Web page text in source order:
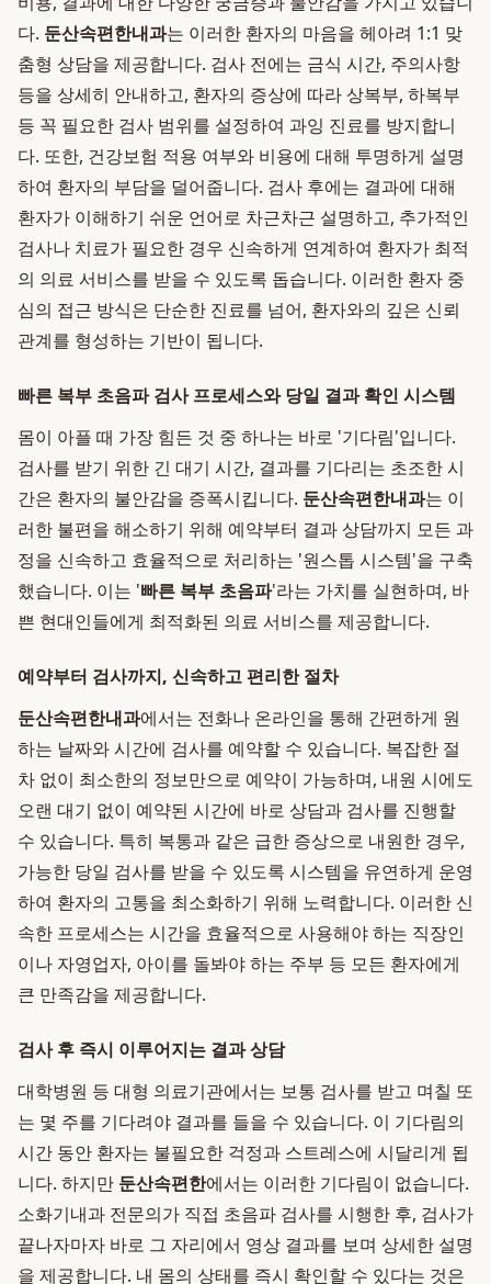
다. 둔산속편한내과는 이러한 환자의 마음을 헤아려 1:1 맞
춤형 상담을 제공합니다. 검사 전에는 금식 시간, 주의사항
등을 상세히 안내하고, 환자의 증상에 따라 상복부, 하복부
등 꼭 필요한 검사 범위를 설정하여 과잉 진료를 방지합니
다. 또한, 건강보험 적용 여부와 비용에 대해 투명하게 설명
하여 환자의 부담을 덜어줍니다. 검사 후에는 결과에 대해
환자가 이해하기 쉬운 언어로 차근차근 설명하고, 추가적인
검사나 치료가 필요한 경우 신속하게 연계하여 환자가 최적
의 의료 서비스를 받을 수 있도록 돕습니다. 이러한 환자 중
심의 접근 방식은 단순한 진료를 넘어, 환자와의 깊은 신뢰
관계를 형성하는 기반이 됩니다.
빠른 복부 초음파 검사 프로세스와 당일 결과 확인 시스템
몸이 아플 때 가장 힘든 것 중 하나는 바로 '기다림'입니다.
검사를 받기 위한 긴 대기 시간, 결과를 기다리는 초조한 시
간은 환자의 불안감을 증폭시킵니다. 둔산속편한내과는 이
러한 불편을 해소하기 위해 예약부터 결과 상담까지 모든 과
정을 신속하고 효율적으로 처리하는 '원스톱 시스템'을 구축
했습니다. 이는 '빠른 복부 초음파'라는 가치를 실현하며, 바
쁜 현대인들에게 최적화된 의료 서비스를 제공합니다.
예약부터 검사까지, 신속하고 편리한 절차
둔산속편한내과에서는 전화나 온라인을 통해 간편하게 원
하는 날짜와 시간에 검사를 예약할 수 있습니다. 복잡한 절
차 없이 최소한의 정보만으로 예약이 가능하며, 내원 시에도
오랜 대기 없이 예약된 시간에 바로 상담과 검사를 진행할
수 있습니다. 특히 복통과 같은 급한 증상으로 내원한 경우,
가능한 당일 검사를 받을 수 있도록 시스템을 유연하게 운영
하여 환자의 고통을 최소화하기 위해 노력합니다. 이러한 신
속한 프로세스는 시간을 효율적으로 사용해야 하는 직장인
이나 자영업자, 아이를 돌봐야 하는 주부 등 모든 환자에게
큰 만족감을 제공합니다.
검사 후 즉시 이루어지는 결과 상담
대학병원 등 대형 의료기관에서는 보통 검사를 받고 며칠 또
는 몇 주를 기다려야 결과를 들을 수 있습니다. 이 기다림의
시간 동안 환자는 불필요한 걱정과 스트레스에 시달리게 됩
니다. 하지만 둔산속편한에서는 이러한 기다림이 없습니다.
소화기내과 전문의가 직접 초음파 검사를 시행한 후, 검사가
끝나자마자 바로 그 자리에서 영상 결과를 보며 상세한 설명
을 제공합니다. 내 몸의 상태를 즉시 확인할 수 있다는 것은